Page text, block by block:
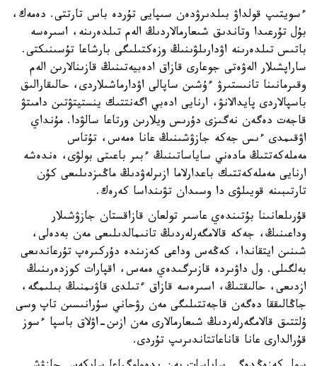
ءسويتىپ قولداۋ بىلدىرۋدەن سىپايى تۇردە باس تارتتى. دەمەك،
بۇل تۇرعىدا وتاندىق شىعارمالاردىڭ الەم تىلدەرىنە، اسىرەسە
باتىس تىلدەرىنە اۋدارىلۋىنىڭ وزەكتىلىگى بارشاعا تۇسىنىكتى.
ساراپشىلار الەۋەتى جوعارى قازاق ادەبيەتىنىڭ قازىنالارىن الەم
وقىرمانىنا تانىستىرۋ ءۇشىن ساپالى اۋدارماشىلاردى، حالىقارالىق
باسپالاردى پايدالانۋ، ارنايى ادەبي اگەنتتىك ينستيتۋتىن دامىتۋ
قاجەت دەگەن نەگىزى دۇرىس ويلارىن ورتاعا سالۋدا. مۇنداي
اۋقىمدى ءىس جەكە جازۋشىنىڭ عانا ەمەس، تۇتاس
مەملەكەتتىڭ مادەني ساياساتىنىڭ ءبىر باعىتى بولۋى، ەندەشە
ارنايى مەملەكەتتىك باعدارلاما ازىرلەۋدىڭ ماڭىزدىلىعى كۇن
تارتىبىنە قويىلۋى دا وسىدان تۋىنداسا كەرەك.
قۇرىلعانىنا بۇتىندەي عاسىر تولعان قازاقستان جازۋشىلار
وداعىنىڭ، جەكە قالامگەرلەردىڭ تانىمالدىلىعى مەن بەدەلى،
شىنىن ايتقاندا، كەڭەس وداعى كەزىندە دۇركىرەپ تۇرعاندىعى
بەلگىلى. ول داۋىردە قازىرگىدەي ەمەس، اقپارات كوزدەرىنىڭ
ازدىعى، حالىقتىڭ، اسىرەسە قازاق ءتىلدى قاۋىمنىڭ بىلىمگە،
جاڭالىققا دەگەن قاجەتتىلىگى مەن رۋحاني سۇرانىسىن تاپ وسى
ۇلتتىق قالامگەرلەردىڭ شىعارمالارى مەن ازىن-اۋلاق باسپا ءسوز
قۇرالدارى عانا قاناعاتتاندىرىپ تۇردى.